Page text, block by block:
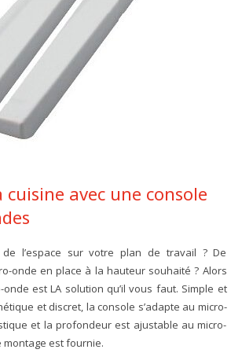
cuisine avec une console
l’espace sur votre plan de travail ? De
onde en place à la hauteur souhaité ? Alors
est LA solution qu’il vous faut. Simple et
et discret, la console s’adapte au micro-
et la profondeur est ajustable au micro-
montage est fournie.